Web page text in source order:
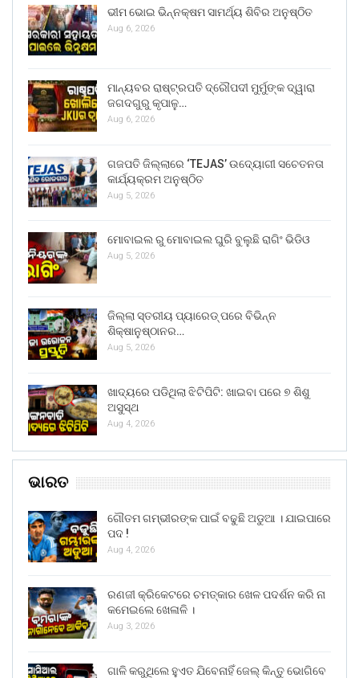
ଭୀମ ଭୋଇ ଭିନ୍ନକ୍ଷମ ସାମର୍ଥ୍ୟ ଶିବିର ଅନୁଷ୍ଠିତ
Aug 6, 2026
ମାନ୍ୟବର ରାଷ୍ଟ୍ରପତି ଦ୍ରୌପଦୀ ମୁର୍ମୁଙ୍କ ଦ୍ୱାରା
ଜଗଦଗୁରୁ କୃପାଳୁ…
Aug 6, 2026
ଗଜପତି ଜିଲ୍ଲାରେ ‘TEJAS’ ଉଦ୍ୟୋଗୀ ସଚେତନତା
କାର୍ଯ୍ୟକ୍ରମ ଅନୁଷ୍ଠିତ
Aug 5, 2026
ମୋବାଇଲ ରୁ ମୋବାଇଲ ଘୁରି ବୁଲୁଛି ରାଗିଂ ଭିଡିଓ
Aug 5, 2026
ଜିଲ୍ଲା ସ୍ତରୀୟ ପ୍ୟାରେଡ୍ ପରେ ବିଭିନ୍ନ
ଶିକ୍ଷାନୁଷ୍ଠାନର…
Aug 5, 2026
ଖାଦ୍ୟରେ ପଡିଥିଲା ଝିଟିପିଟି: ଖାଇବା ପରେ ୭ ଶିଶୁ
ଅସୁସ୍ଥ
Aug 4, 2026
ଭାରତ
ଗୌତମ ଗମ୍ଭୀରଙ୍କ ପାଇଁ ବଢୁଛି ଅଡୁଆ । ଯାଇପାରେ
ପଦ !
Aug 4, 2026
ରଣଜୀ କ୍ରିକେଟରେ ଚମତ୍କାର ଖେଳ ପଦର୍ଶନ କରି ନା
କମେଇଲେ ଖେଳାଳି ।
Aug 3, 2026
ଗାଳି କରୁଥିଲେ ହୁଏତ ଯିବେନାହିଁ ଜେଲ୍ କିନ୍ତୁ ଭୋଗିବେ